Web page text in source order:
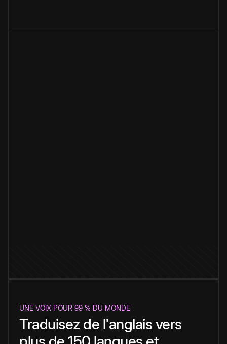
UNE VOIX POUR 99 % DU MONDE
Traduisez de l'anglais vers